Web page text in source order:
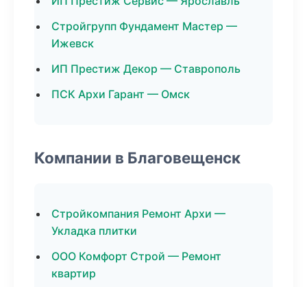
Стройгрупп Фундамент Мастер —
Ижевск
ИП Престиж Декор — Ставрополь
ПСК Архи Гарант — Омск
Компании в Благовещенск
Стройкомпания Ремонт Архи —
Укладка плитки
ООО Комфорт Строй — Ремонт
квартир